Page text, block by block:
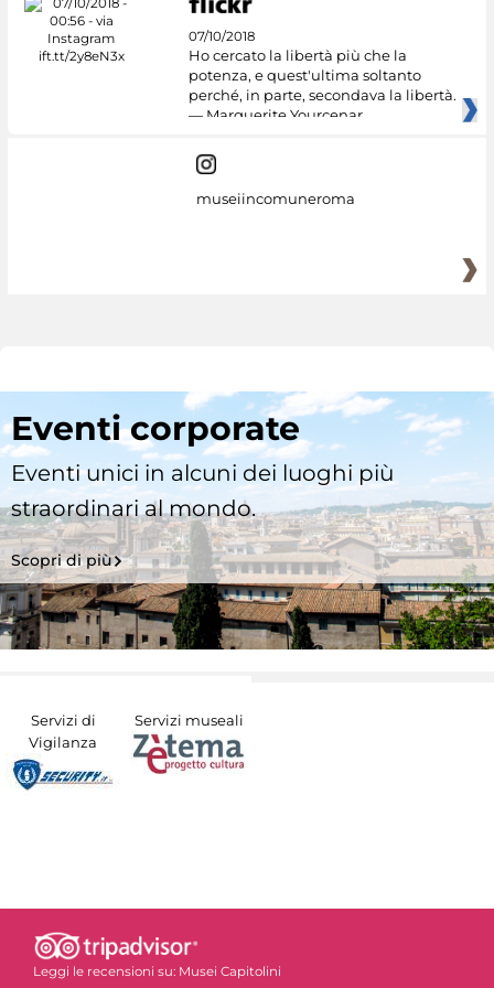
07/10/2018
Ho cercato la libertà più che la
potenza, e quest'ultima soltanto
perché, in parte, secondava la libertà.
— Marguerite Yourcenar
museiincomuneroma
Eventi corporate
Eventi unici in alcuni dei luoghi più
straordinari al mondo.
Scopri di più
Servizi di
Vigilanza
Servizi museali
Leggi le recensioni su: Musei Capitolini